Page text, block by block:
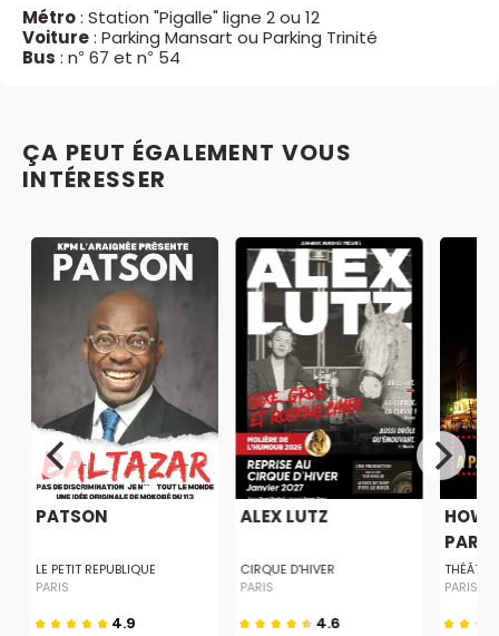
Métro: Station "Pigalle" ligne 2 ou 12
Voiture: Parking Mansart ou Parking Trinité
Bus : n° 67 et n° 54
ÇA PEUT ÉGALEMENT VOUS
INTÉRESSER
PATSON
LE PETIT REPUBLIQUE
PARIS
4.9
ALEX LUTZ
CIRQUE D'HIVER
PARIS
4.6
HOW
PARIS